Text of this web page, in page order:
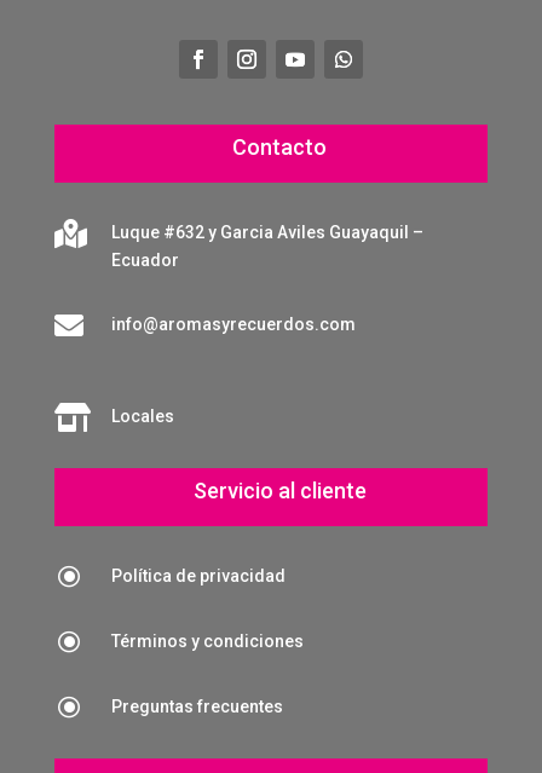
Contacto

Luque #632 y Garcia Aviles Guayaquil –
Ecuador
 info@aromasyrecuerdos.com
 Locales
Servicio al cliente
\ Política de privacidad
\ Términos y condiciones
\ Preguntas frecuentes